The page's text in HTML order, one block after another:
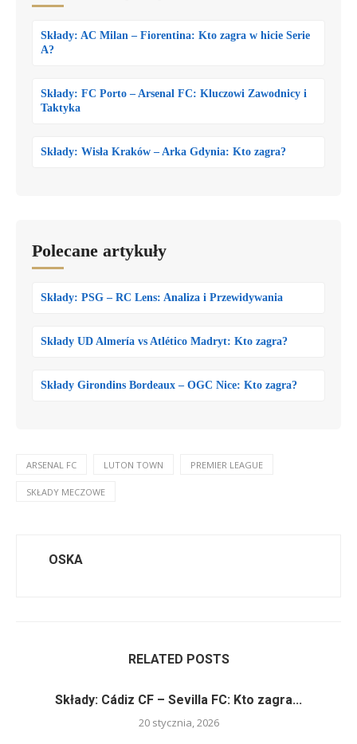
Składy: AC Milan – Fiorentina: Kto zagra w hicie Serie
A?
Składy: FC Porto – Arsenal FC: Kluczowi Zawodnicy i
Taktyka
Składy: Wisła Kraków – Arka Gdynia: Kto zagra?
Polecane artykuły
Składy: PSG – RC Lens: Analiza i Przewidywania
Składy UD Almería vs Atlético Madryt: Kto zagra?
Składy Girondins Bordeaux – OGC Nice: Kto zagra?
ARSENAL FC LUTON TOWN PREMIER LEAGUE
SKŁADY MECZOWE
OSKA
RELATED POSTS
Składy: Cádiz CF – Sevilla FC: Kto zagra...
20 stycznia, 2026